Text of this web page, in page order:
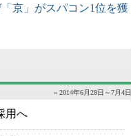
京」がスパコン1位を獲
» 2014年6月28日～7月4日
用へ